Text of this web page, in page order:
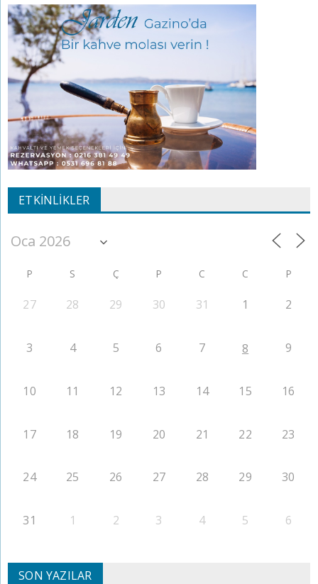
ETKINLIKLER
P S Ç P C C P
27 28 29 30 31 1 2
3 4 5 6 7 8 9
10 11 12 13 14 15 16
17 18 19 20 21 22 23
24 25 26 27 28 29 30
31 1 2 3 4 5 6
SON YAZILAR